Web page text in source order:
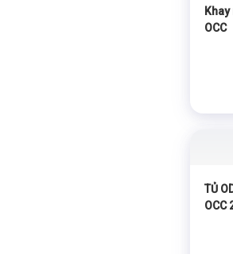
OCC
TỦ
OCC